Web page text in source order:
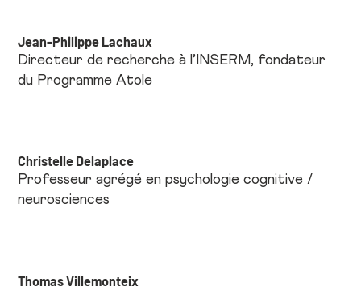
Jean-Philippe Lachaux
Directeur de recherche à l’INSERM, fondateur
du Programme Atole
Christelle Delaplace
Professeur agrégé en psychologie cognitive /
neurosciences
Thomas Villemonteix